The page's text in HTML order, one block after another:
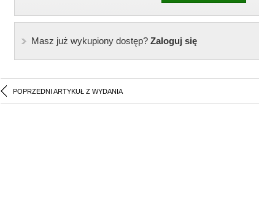
Masz już wykupiony dostęp?Zaloguj się
POPRZEDNI ARTYKUŁ Z WYDANIA